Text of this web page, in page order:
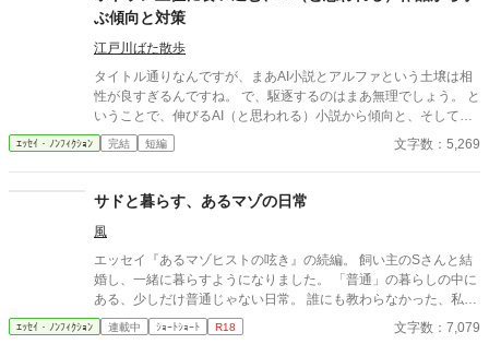
ぶ傾向と対策
江戸川ばた散歩
タイトル通りなんですが、まあAI小説とアルファという土壌は相
性が良すぎるんですね。 で、駆逐するのはまあ無理でしょう。 と
いうことで、伸びるAI（と思われる）小説から傾向と、そして自
筆系にも生かせること、そしてAIには無理なことに関して。
ｴｯｾｲ・ﾉﾝﾌｨｸｼｮﾝ 完結 短編 文字数：5,269
サドと暮らす、あるマゾの日常
風
エッセイ『あるマゾヒストの呟き』の続編。 飼い主のSさんと結
婚し、一緒に暮らすようになりました。 「普通」の暮らしの中に
ある、少しだけ普通じゃない日常。 誰にも教わらなかった、私な
りのSM論。 時々、人生や界隈について...。 正解は語りません。
ただ、ここにあるのは私の世界です。 不定期更新。 ノンフィクシ
ｴｯｾｲ・ﾉﾝﾌｨｸｼｮﾝ 連載中 ｼｮｰﾄｼｮｰﾄ R18 文字数：7,079